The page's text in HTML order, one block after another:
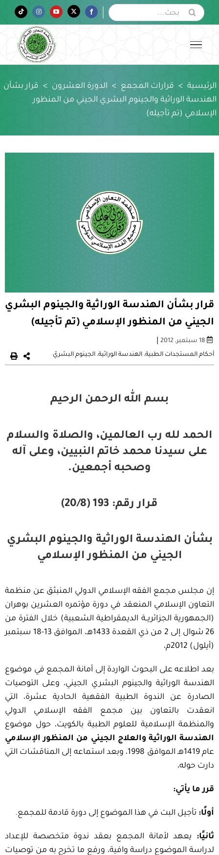
البحث
عن:
Facebook
Twitter
YouTube
Instagram
Tiktok
الرئيسية > قرارات المجمع > الدورة العشرون > قرار بشأن
الهندسة الوراثية والجينوم البشري الجيني من المنظور
الإسلامي (تم تأجيله)
قرار بشأن الهندسة الوراثية والجينوم البشري
الجيني من المنظور الإسلامي (تم تأجيله)
18 سبتمبر، 2012 |
أحكام المستجدات الطبية، الهندسة الوراثية، الجينوم البشريّ
بسم الله الرحمن الرحيم
الحمد لله رب العالمين، والصلاة والسلام
على سيدنا محمد خاتم النبيين، وعلى آله
وصحبه أجمعين.
قرار رقم: 193 (20/8)
بشأن الهندسة الوراثية والجينوم البشري
الجيني من المنظور الإسلامي
إن مجلس مجمع الفقه الإسلامي الدولي المنبثق عن منظمة
التعاون الإسلامي المنعقد في دورة مؤتمره العشرين بوهران
(الجمهورية الجزائريــة الديمقراطية الشعبية) خلال الفترة من
26 شوال إلى 2 من ذي القعدة 1433هـ، الموافق 13-18 سبتمبر
(أيلول) 2012م،
بعد اطلاعه على البحوث الواردة إلى أمانة المجمع في موضوع
الهندسة الوراثية والجينوم البشري الجيني، وعلى التوصيات
الصادرة عن الندوة الطبية الفقهية الحادية عشرة، التي
انعقدت بالتعاون بين مجمع الفقه الإسلامي الدولي
والمنظمة الإسلامية للعلوم الطبية بالكويت، حول موضوع
الهندسة الوراثية والعلاج الجيني من المنظور الإسلامي
عام 1419هـ الموافق 1998، وبعد استماعه إلى المناقشات التي
دارت حوله،
قرر ما يأتي:
أولًا: تأجيل البت في هذا الموضوع إلى دورة قادمة للمجمع.
ثانيًا: يعهد لأمانة المجمع بعقد ندوة متخصصة للإعداد
لدراسة الموضوع دراسة وافية، ورفع ما تخرج به من توصيات